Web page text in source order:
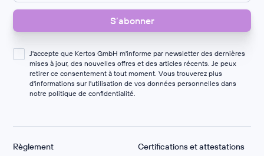
J'accepte que Kertos GmbH m'informe par newsletter des dernières
mises à jour, des nouvelles offres et des articles récents. Je peux
retirer ce consentement à tout moment. Vous trouverez plus
d'informations sur l'utilisation de vos données personnelles dans
notre politique de confidentialité.
Règlement Certifications et attestations